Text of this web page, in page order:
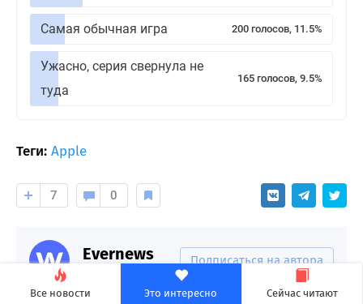
Все новости Это интересно Сейчас читают
Самая обычная игра 200 голосов, 11.5%
Ужасно, серия свернула не
туда
165 голосов, 9.5%
Теги: Apple
7 0
Evernews Подписаться на автора